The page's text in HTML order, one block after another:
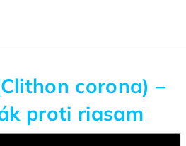
corona) –
proti riasam